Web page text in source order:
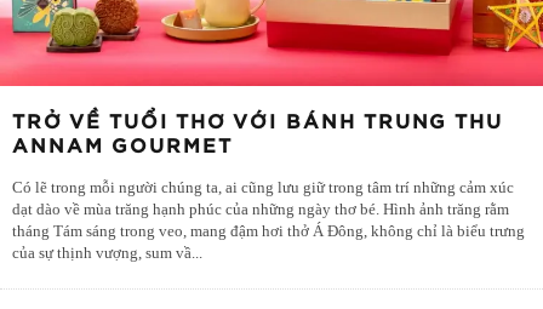
TRỞ VỀ TUỔI THƠ VỚI BÁNH TRUNG THU
ANNAM GOURMET
Có lẽ trong mỗi người chúng ta, ai cũng lưu giữ trong tâm trí những cảm xúc
dạt dào về mùa trăng hạnh phúc của những ngày thơ bé. Hình ảnh trăng rằm
tháng Tám sáng trong veo, mang đậm hơi thở Á Đông, không chỉ là biểu trưng
của sự thịnh vượng, sum vầ...